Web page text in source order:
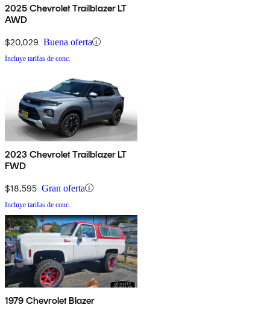
2025 Chevrolet Trailblazer LT
AWD
$20,029 Buena oferta
Incluye tarifas de conc.
2023 Chevrolet Trailblazer LT
FWD
$18,595 Gran oferta
Incluye tarifas de conc.
1979 Chevrolet Blazer